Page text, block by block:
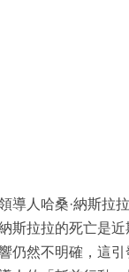
導人哈桑·納斯拉
斯拉拉的死亡是
仍然不明確，這引